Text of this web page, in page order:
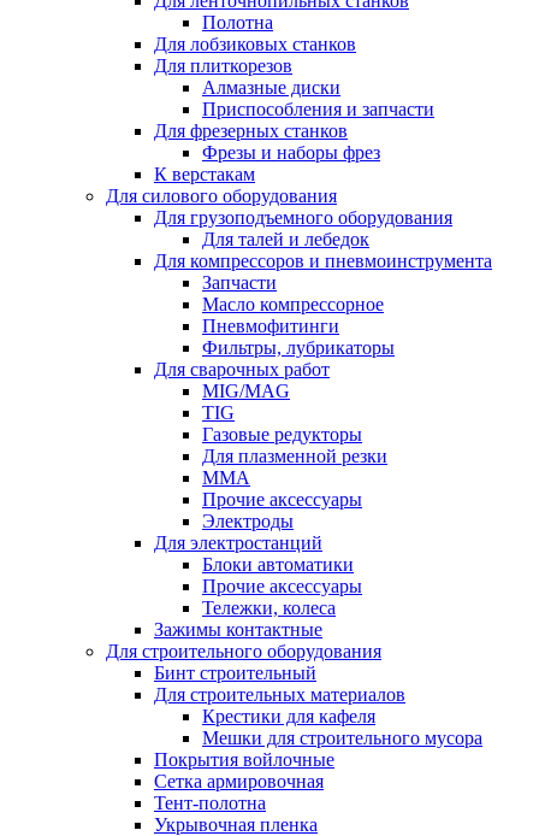
Полотна
Для лобзиковых станков
Для плиткорезов
Алмазные диски
Приспособления и запчасти
Для фрезерных станков
Фрезы и наборы фрез
К верстакам
Для силового оборудования
Для грузоподъемного оборудования
Для талей и лебедок
Для компрессоров и пневмоинструмента
Запчасти
Масло компрессорное
Пневмофитинги
Фильтры, лубрикаторы
Для сварочных работ
MIG/MAG
TIG
Газовые редукторы
Для плазменной резки
ММА
Прочие аксессуары
Электроды
Для электростанций
Блоки автоматики
Прочие аксессуары
Тележки, колеса
Зажимы контактные
Для строительного оборудования
Бинт строительный
Для строительных материалов
Крестики для кафеля
Мешки для строительного мусора
Покрытия войлочные
Сетка армировочная
Тент-полотна
Укрывочная пленка